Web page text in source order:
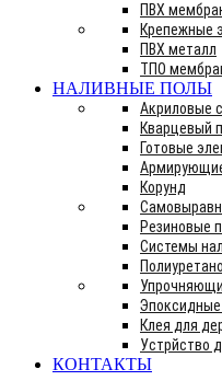
ПВХ
Крепежные
ПВХ металл
ТПО
НАЛИВНЫЕ ПОЛЫ
Акриловые
Кварцевый
Готовые
Корунд
Резиновые
Системы
Клея для
Устрйство
КОНТАКТЫ